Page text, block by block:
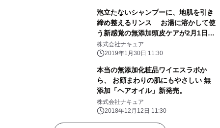
泡立たないシャンプーに、地肌を引き
締め整えるリンス お湯に溶かして使
う新感覚の無添加頭皮ケアが2月1日
(金)新発売
株式会社ナキュア
2019年1月30日 11:30
本当の無添加化粧品ワイエスラボか
ら、 お顔まわりの肌にもやさしい 無
添加「ヘアオイル」新発売。
株式会社ナキュア
2018年12月12日 11:30